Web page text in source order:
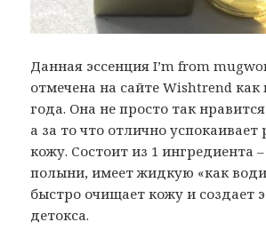
Данная эссенция I’m from
отмечена на сайте Wishtrend как
года. Она не просто так
а за то что отлично
кожу. Состоит из 1 ингредиента
полыни, имеет жидкую «как
быстро очищает кожу и создает
детокса.